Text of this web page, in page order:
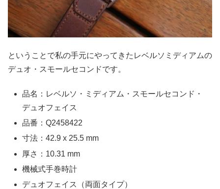
ということで私の手元にやってきたレベルソミディアムの
デュオ・スモールセコンドです。
品名：レベルソ・ミディアム・スモールセコンド・
デュオフェイス
品番：Q2458422
寸法：42.9 x 25.5 mm
厚さ：10.31 mm
機械式手巻時計
デュオフェイス（両面タイプ）